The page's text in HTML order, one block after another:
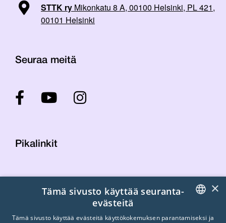
STTK ry Mikonkatu 8 A, 00100 Helsinki, PL 421,
00101 Helsinki
Seuraa meitä
Pikalinkit
Laskutustiedot
Tietosuojaseloste
FINNISH
×
Tämä sivusto käyttää seuranta-
evästeitä
Tämä sivusto käyttää evästeitä käyttökokemuksen parantamiseksi ja